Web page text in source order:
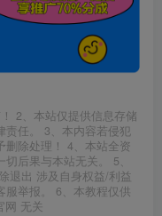
2、本站仅提供信息存储
责任。 3、本内容若侵犯
删除处理！ 4、本站全资
后果与本站无关。 5、
退出 涉及自身权益/利益
服举报。 6、本教程仅供
网 无关